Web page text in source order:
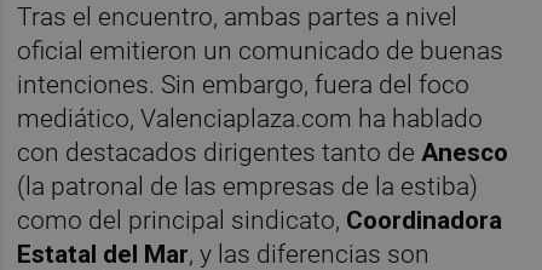
Tras el encuentro, ambas partes a nivel
oficial emitieron un comunicado de buenas
intenciones. Sin embargo, fuera del foco
mediático, Valenciaplaza.com ha hablado
con destacados dirigentes tanto de Anesco
(la patronal de las empresas de la estiba)
como del principal sindicato, Coordinadora
Estatal del Mar, y las diferencias son